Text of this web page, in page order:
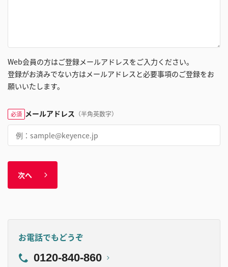
Web会員の方はご登録メールアドレスをご入力ください。
登録がお済みでない方はメールアドレスと必要事項のご登録をお
願いいたします。
必須 メールアドレス （半角英数字）
次へ
お電話でもどうぞ
0120-840-860